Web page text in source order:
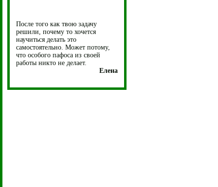
После того как твою задачу
решили, почему то хочется
научиться делать это
самостоятельно. Может потому,
что особого пафоса из своей
работы никто не делает.
Елена